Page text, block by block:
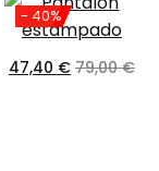
- 40%
47,40 € 79,00€